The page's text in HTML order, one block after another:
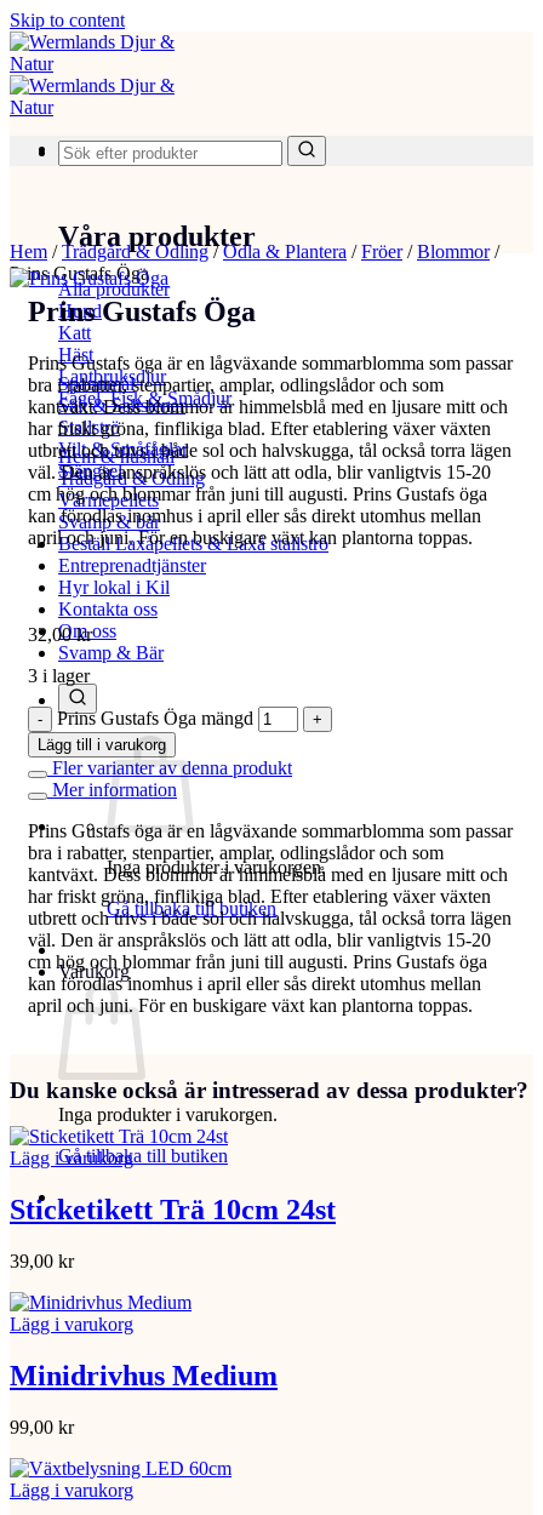
Skip to content
Produkter
Våra produkter
Alla produkter
Hund
Katt
Häst
Lantbruksdjur
Fågel, Fisk & Smådjur
Spannmål
Salt & Saltstenar
Stallströ
Vilt & Småfåglar
Stängsel
Hem & hushåll
Trädgård & Odling
Värmepellets
Svamp & bär
Beställ Laxåpellets & Laxå stallströ
Entreprenadtjänster
Hyr lokal i Kil
Kontakta oss
Om oss
Svamp & Bär
Inga produkter i varukorgen.
Gå tillbaka till butiken
Varukorg
Inga produkter i varukorgen.
Gå tillbaka till butiken
Hem /Trädgård & Odling/Odla & Plantera /Fröer/Blommor/
Prins Gustafs Öga
Prins Gustafs Öga
Prins Gustafs öga är en lågväxande sommarblomma som passar
bra i rabatter, stenpartier, amplar, odlingslådor och som
kantväxt. Dess blommor är himmelsblå med en ljusare mitt och
har friskt gröna, finflikiga blad. Efter etablering växer växten
utbrett och trivs i både sol och halvskugga, tål också torra lägen
väl. Den är anspråkslös och lätt att odla, blir vanligtvis 15-20
cm hög och blommar från juni till augusti. Prins Gustafs öga
kan förodlas inomhus i april eller sås direkt utomhus mellan
april och juni. För en buskigare växt kan plantorna toppas.
32,00kr
3 i lager
Prins Gustafs Öga mängd
Lägg till i varukorg
Fler varianter av denna produkt
Mer information
Prins Gustafs öga är en lågväxande sommarblomma som passar
bra i rabatter, stenpartier, amplar, odlingslådor och som
kantväxt. Dess blommor är himmelsblå med en ljusare mitt och
har friskt gröna, finflikiga blad. Efter etablering växer växten
utbrett och trivs i både sol och halvskugga, tål också torra lägen
väl. Den är anspråkslös och lätt att odla, blir vanligtvis 15-20
cm hög och blommar från juni till augusti. Prins Gustafs öga
kan förodlas inomhus i april eller sås direkt utomhus mellan
april och juni. För en buskigare växt kan plantorna toppas.
Du kanske också är intresserad av dessa produkter?
Lägg i varukorg
Sticketikett Trä 10cm 24st
39,00 kr
Lägg i varukorg
Minidrivhus Medium
99,00 kr
Lägg i varukorg